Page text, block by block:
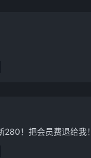
！把会员费退给我！